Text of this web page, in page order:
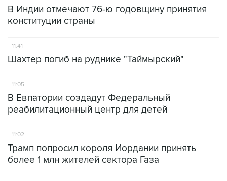
В Индии отмечают 76-ю годовщину принятия
конституции страны
11:41
Шахтер погиб на руднике "Таймырский"
11:05
В Евпатории создадут Федеральный
реабилитационный центр для детей
11:02
Трамп попросил короля Иордании принять
более 1 млн жителей сектора Газа